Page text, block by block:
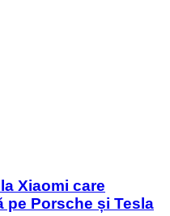
Xiaomi care
pe Porsche și Tesla